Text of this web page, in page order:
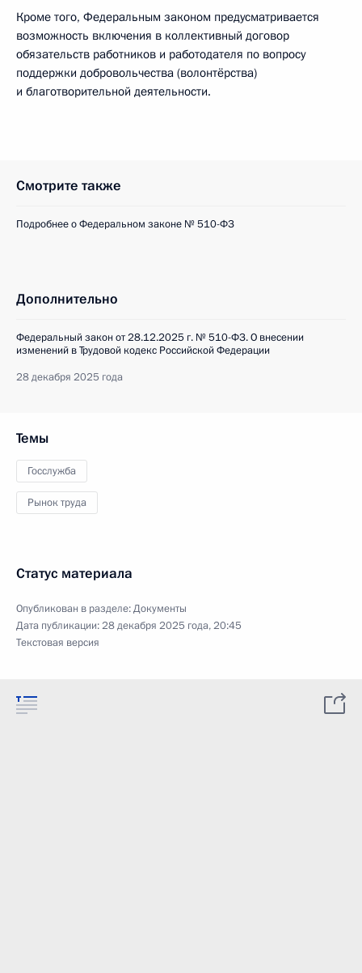
Кроме того, Федеральным законом предусматривается
возможность включения в коллективный договор
обязательств работников и работодателя по вопросу
поддержки добровольчества (волонтёрства)
и благотворительной деятельности.
Смотрите также
Подробнее о Федеральном законе № 510-ФЗ
Дополнительно
Федеральный закон от 28.12.2025 г. № 510-ФЗ. О внесении
изменений в Трудовой кодекс Российской Федерации
28 декабря 2025 года
Темы
Госслужба
Рынок труда
Статус материала
Опубликован в разделе:Документы
Дата публикации:28 декабря 2025 года, 20:45
Текстовая версия